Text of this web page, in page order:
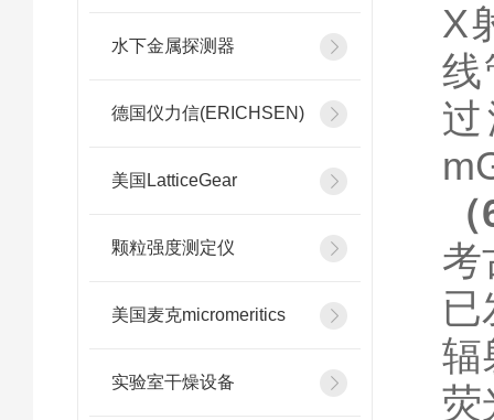
水下金属探测器
德国仪力信(ERICHSEN)
美国LatticeGear
颗粒强度测定仪
美国麦克micromeritics
实验室干燥设备
X
线
考
已
辐
荧